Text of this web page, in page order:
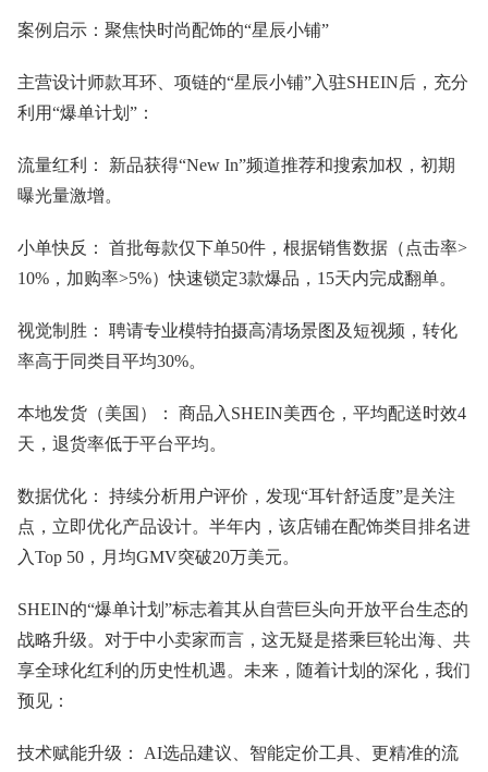
案例启示：聚焦快时尚配饰的“星辰小铺”
主营设计师款耳环、项链的“星辰小铺”入驻SHEIN后，充分
利用“爆单计划”：
流量红利： 新品获得“New In”频道推荐和搜索加权，初期
曝光量激增。
小单快反： 首批每款仅下单50件，根据销售数据（点击率>
10%，加购率>5%）快速锁定3款爆品，15天内完成翻单。
视觉制胜： 聘请专业模特拍摄高清场景图及短视频，转化
率高于同类目平均30%。
本地发货（美国）： 商品入SHEIN美西仓，平均配送时效4
天，退货率低于平台平均。
数据优化： 持续分析用户评价，发现“耳针舒适度”是关注
点，立即优化产品设计。半年内，该店铺在配饰类目排名进
入Top 50，月均GMV突破20万美元。
SHEIN的“爆单计划”标志着其从自营巨头向开放平台生态的
战略升级。对于中小卖家而言，这无疑是搭乘巨轮出海、共
享全球化红利的历史性机遇。未来，随着计划的深化，我们
预见：
技术赋能升级： AI选品建议、智能定价工具、更精准的流